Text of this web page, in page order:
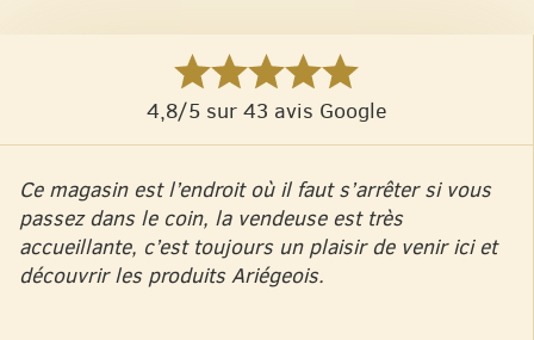
4,8/5 sur 43 avis Google
Ce magasin est l’endroit où il faut s’arrêter si vous
passez dans le coin, la vendeuse est très
accueillante, c’est toujours un plaisir de venir ici et
découvrir les produits Ariégeois.